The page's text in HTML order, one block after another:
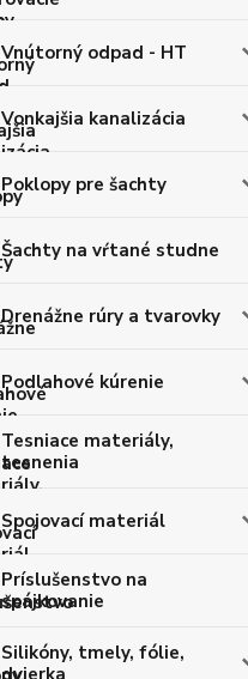
Vnútorný odpad - HT
Vonkajšia kanalizácia
Poklopy pre šachty
Šachty na vŕtané studne
Drenážne rúry a tvarovky
Podlahové kúrenie
Tesniace materiály,
tesnenia
Spojovací materiál
Príslušenstvo na
spájkovanie
Silikóny, tmely, fólie,
dvierka